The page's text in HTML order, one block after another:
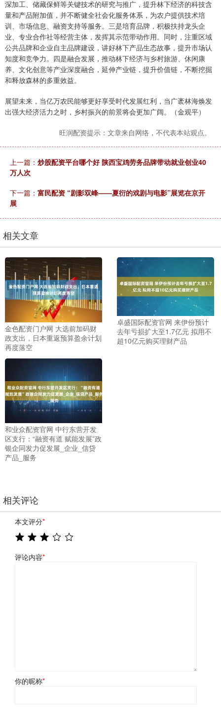
深加工、储藏保鲜等关键技术的研究与推广，提升林下经济的科技含
量和产品附加值，并不断健全社会化服务体系，为农户提供技术培
训、市场信息、融资支持等服务。三是培育品牌，积极扶持龙头企
业、专业合作社等经营主体，发挥其示范带动作用。同时，注重区域
公共品牌和企业自主品牌建设，讲好林下产品生态故事，提升市场认
知度和竞争力。四是融合发展，推动林下经济与乡村旅游、休闲康
养、文化创意等产业深度融合，延伸产业链，提升价值链，不断挖掘
和释放森林的多重效益。
展望未来，当亿万农民能够更好享受时代发展红利，当广袤林海焕发
出强大经济活力之时，乡村振兴的前景将会更加广阔。（金观平）
旺润配资提示：文章来自网络，不代表本站观点。
上一篇： 炒股配资平台哪个好 陕西宝鸡劳务品牌带动就业创业40
万人次
下一篇： 富民配资 “剧影双峰——夏衍的戏剧与电影”展览在京开
展
相关文章
金色配资门户网 大选前加码财
政支出，日本重返预算盈余计划
再度落空
卓盛国际配资官网 来伊份预计
去年亏损扩大至1.7亿元 拟用不
超10亿元购买理财产品
和业众配资官网 中行东营开发
区支行：“融资有道 赋能发展”政
银企同发力促发展_企业_信贷
产品_服务
相关评论
本文评分*
评论内容*
你的昵称*